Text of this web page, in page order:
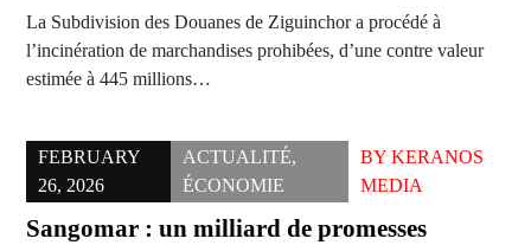
La Subdivision des Douanes de Ziguinchor a procédé à
l’incinération de marchandises prohibées, d’une contre valeur
estimée à 445 millions…
FEBRUARY
26, 2026
ACTUALITÉ,
ÉCONOMIE
BY KERANOS
MEDIA
Sangomar : un milliard de promesses